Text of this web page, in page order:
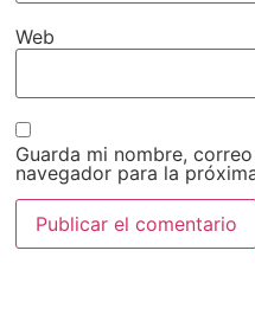
Web
Guarda mi nombre,
navegador para la